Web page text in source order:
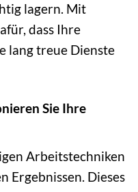
lagern. Mit
dass Ihre
lang treue Dienste
Sie Ihre
Arbeitstechniken
Ergebnissen. Dieses